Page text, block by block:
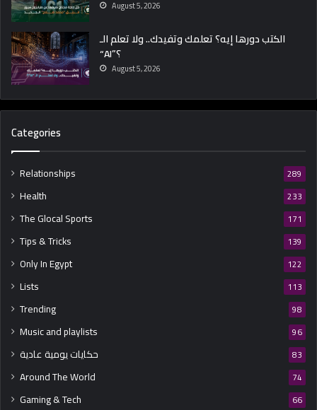
August 5, 2026
الكتب دورها إيه؟ تعلمك وتفيدك.. ولا تعلم الـ
“AI”؟
August 5, 2026
Categories
Relationships 289
Health 233
The Glocal Sports 171
Tips & Tricks 139
Only In Egypt 122
Lists 113
Trending 98
Music and playlists 96
حكايات يومية عادية 83
Around The World 74
Gaming & Tech 66